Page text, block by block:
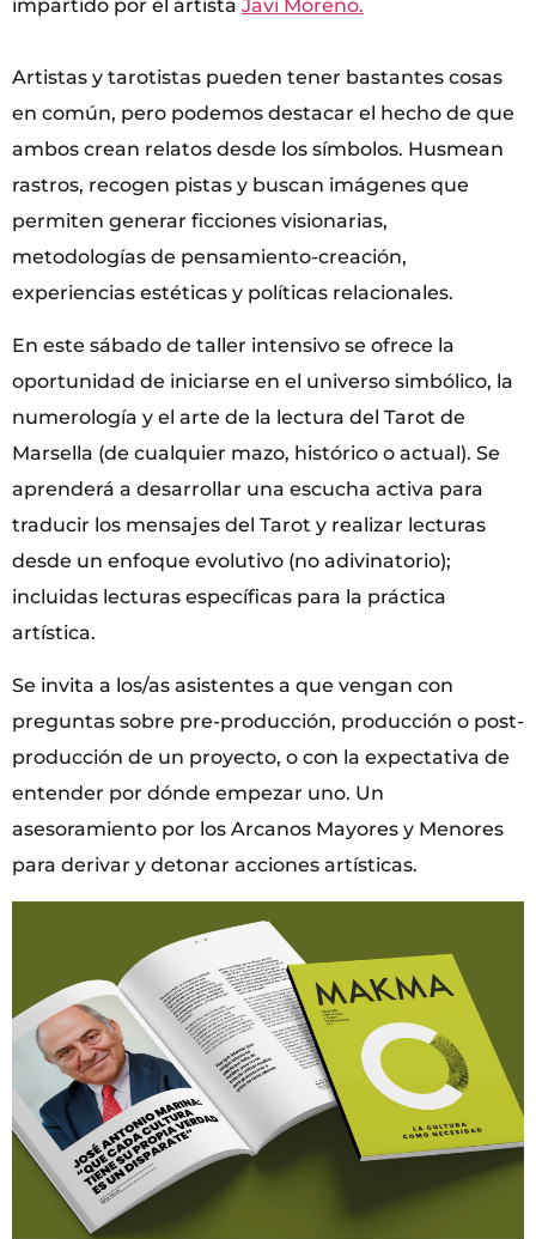
impartido por el artista Javi Moreno.
Artistas y tarotistas pueden tener bastantes cosas
en común, pero podemos destacar el hecho de que
ambos crean relatos desde los símbolos. Husmean
rastros, recogen pistas y buscan imágenes que
permiten generar ficciones visionarias,
metodologías de pensamiento-creación,
experiencias estéticas y políticas relacionales.
En este sábado de taller intensivo se ofrece la
oportunidad de iniciarse en el universo simbólico, la
numerología y el arte de la lectura del Tarot de
Marsella (de cualquier mazo, histórico o actual). Se
aprenderá a desarrollar una escucha activa para
traducir los mensajes del Tarot y realizar lecturas
desde un enfoque evolutivo (no adivinatorio);
incluidas lecturas específicas para la práctica
artística.
Se invita a los/as asistentes a que vengan con
preguntas sobre pre-producción, producción o post-
producción de un proyecto, o con la expectativa de
entender por dónde empezar uno. Un
asesoramiento por los Arcanos Mayores y Menores
para derivar y detonar acciones artísticas.